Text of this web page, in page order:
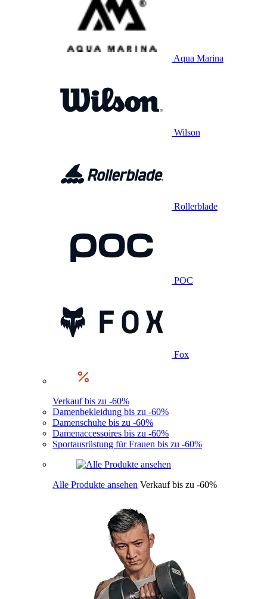
Aqua Marina
Wilson
Rollerblade
POC
Fox
Verkauf bis zu -60%
Damenbekleidung bis zu -60%
Damenschuhe bis zu -60%
Damenaccessoires bis zu -60%
Sportausrüstung für Frauen bis zu -60%
Alle Produkte ansehen Verkauf bis zu -60%